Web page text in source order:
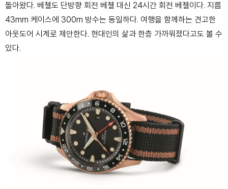
돌아왔다. 베젤도 단방향 회전 베젤 대신 24시간 회전 베젤이다. 지름
43mm 케이스에 300m 방수는 동일하다. 여행을 함께하는 견고한
아웃도어 시계로 제안한다. 현대인의 삶과 한층 가까워졌다고도 볼 수
있다.